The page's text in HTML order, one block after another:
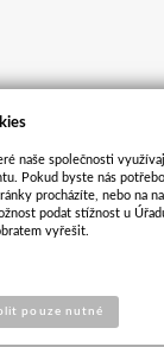
naše společnosti
Pokud byste nás
procházíte, nebo na
podat stížnost u
vyřešit.
pouze nutné